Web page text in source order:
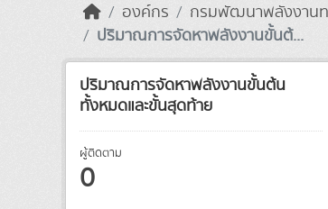
องค์กร กรมพัฒนาพลังงาน
ปริมาณการจัดหาพลังงานขั้นต้...
ปริมาณการจัดหาพลังงานขั้นต้น
ทั้งหมดและขั้นสุดท้าย
ผู้ติดตาม
0